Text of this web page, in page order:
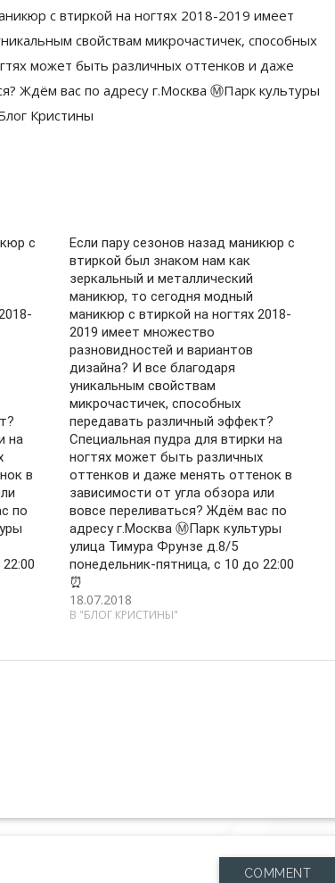
с
на
в
по
Если пару сезонов назад маникюр с
втиркой был знаком нам как
зеркальный и металлический
маникюр, то сегодня модный
маникюр с втиркой на ногтях 2018-
2019 имеет множество
разновидностей и вариантов
дизайна? И все благодаря
уникальным свойствам
микрочастичек, способных
передавать различный эффект?
Специальная пудра для втирки на
ногтях может быть различных
оттенков и даже менять оттенок в
зависимости от угла обзора или
вовсе переливаться? Ждём вас по
адресу г.Москва Ⓜ️Парк культуры
улица Тимура Фрунзе д.8/5
понедельник-пятница, с 10 до 22:00
⏰
18.07.2018
В "БЛОГ КРИСТИНЫ"
COMMENT